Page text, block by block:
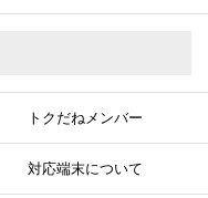
トクだねメンバー
対応端末について